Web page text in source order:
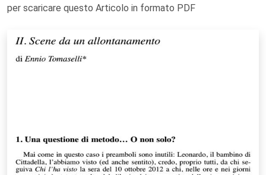
per scaricare questo Articolo in formato PDF